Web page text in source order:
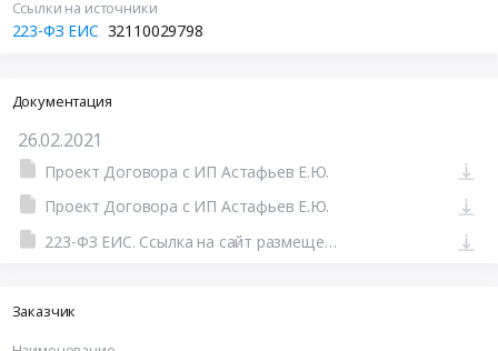
Ссылки на источники
223-ФЗ ЕИС 32110029798
Документация
26.02.2021
Проект Договора с ИП Астафьев Е.Ю.
Проект Договора с ИП Астафьев Е.Ю.
223-ФЗ ЕИС. Ссылка на сайт размещения тендера #801152007090.doc
Заказчик